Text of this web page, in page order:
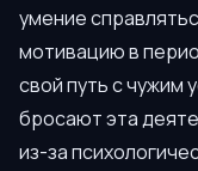
умение
мотивацию в
свой путь с чужим
бросают эта
из-за